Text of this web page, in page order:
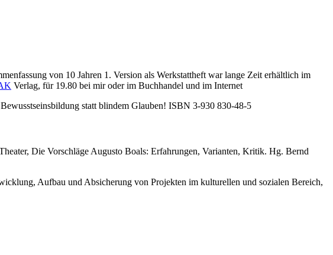
von 10 Jahren 1. Version als Werkstattheft war lange Zeit erhältlich im
Verlag, für 19.80 bei mir oder im Buchhandel und im Internet
statt blindem Glauben! ISBN 3-930 830-48-5
Die Vorschläge Augusto Boals: Erfahrungen, Varianten, Kritik. Hg. Bernd
Aufbau und Absicherung von Projekten im kulturellen und sozialen Bereich,